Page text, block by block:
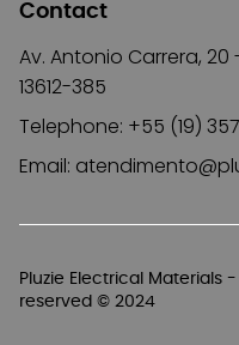
Pluzie Electrical Materials
reserved © 2024
Contact
Av. Antonio Carrera, 20
13612-385
Telephone: +55 (19)
Email: